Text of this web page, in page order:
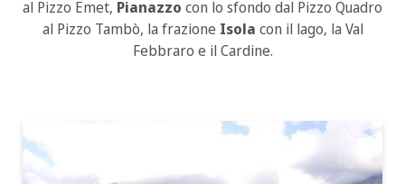
al Pizzo Emet, Pianazzo con lo sfondo dal Pizzo Quadro
al Pizzo Tambò, la frazione Isola con il lago, la Val
Febbraro e il Cardine.